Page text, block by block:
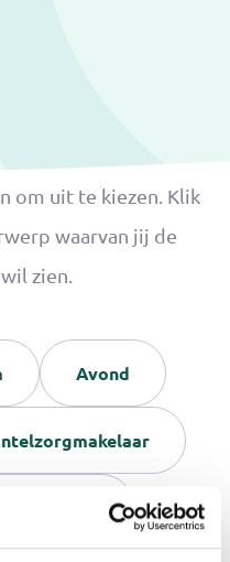
om uit te kiezen. Klik
waarvan jij de
zien.
Avond